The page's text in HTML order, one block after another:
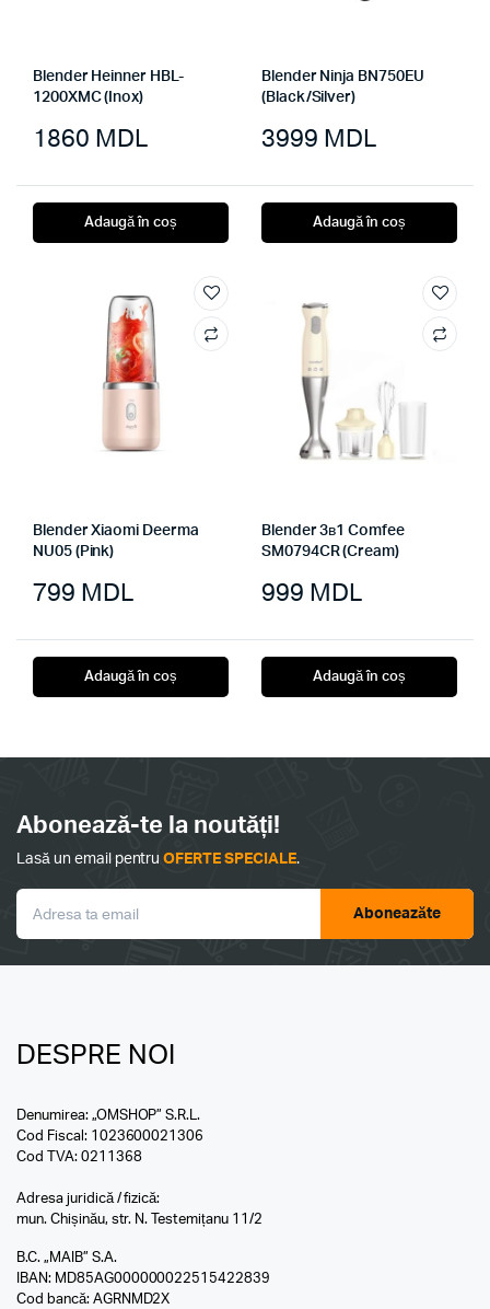
Blender Heinner HBL-
1200XMC (Inox)
1860 MDL
Adaugă în coș
Blender Ninja BN750EU
(Black/Silver)
3999 MDL
Adaugă în coș
Blender Xiaomi Deerma
NU05 (Pink)
799 MDL
Adaugă în coș
Blender 3в1 Comfee
SM0794CR (Cream)
999 MDL
Adaugă în coș
Abonează-te la noutăți!
Lasă un email pentruOFERTE SPECIALE.
Aboneazăte
DESPRE NOI
Denumirea: „OMSHOP” S.R.L.
Cod Fiscal: 1023600021306
Cod TVA: 0211368
Adresa juridică / fizică:
mun. Chișinău, str. N. Testemițanu 11/2
B.C. „MAIB” S.A.
IBAN: MD85AG000000022515422839
Cod bancă: AGRNMD2X